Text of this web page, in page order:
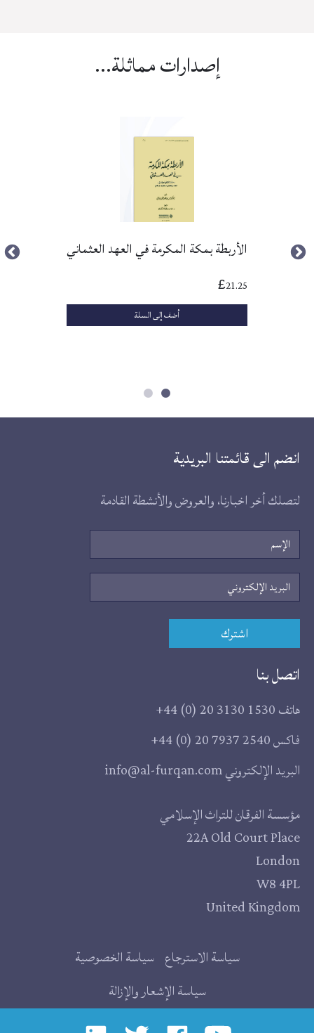
إصدارات مماثلة...
الأربطة بمكة المكرمة في العهد العثماني
£21.25
أضف إلى السلة
انضم الى قائمتنا البريدية
لتصلك أخر اخبارنا، والعروض والأنشطة القادمة
الإسم
البريد
الإلكتروني
اشترك
اتصل بنا
هاتف+44 (0) 20 3130 1530
فاكس+44 (0) 20 7937 2540
البريد الإلكترونيinfo@al-furqan.com
مقر
المؤسسة
مؤسسة الفرقان للتراث الإسلامي
22A Old Court Place
London
W8 4PL
United Kingdom
سياسة الاسترجاع سياسة الخصوصية
سياسة الإشعار والإزالة